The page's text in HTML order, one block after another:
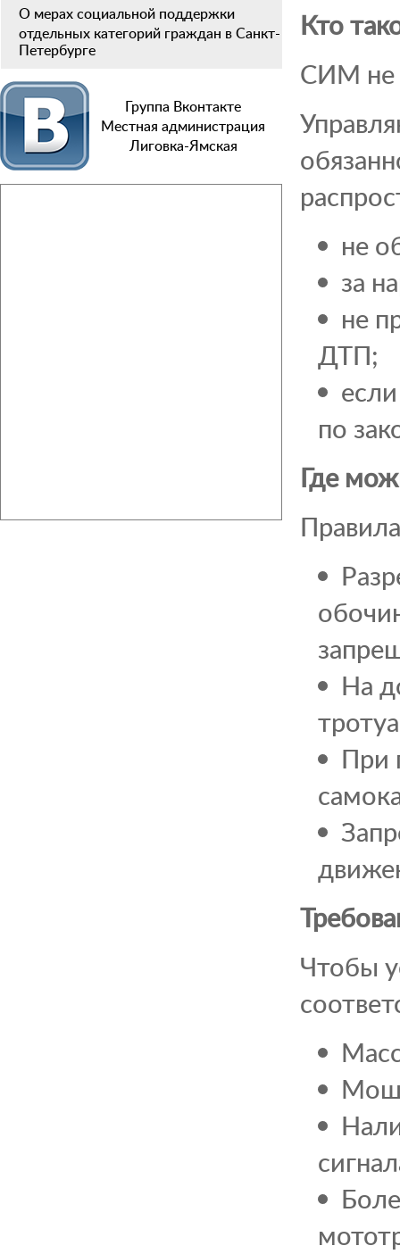
О мерах социальной поддержки
отдельных категорий граждан в Санкт-
Петербурге
Группа Вконтакте
Местная администрация
Лиговка-Ямская
Кто
СИМ не
не
за
не
ДТП;
по
Где
На
При
Чтобы